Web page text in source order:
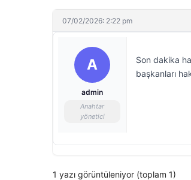
07/02/2026: 2:22 pm
A
admin
Anahtar
yönetici
Son dakika
başkanları
1 yazı görüntüleniyor (toplam 1)